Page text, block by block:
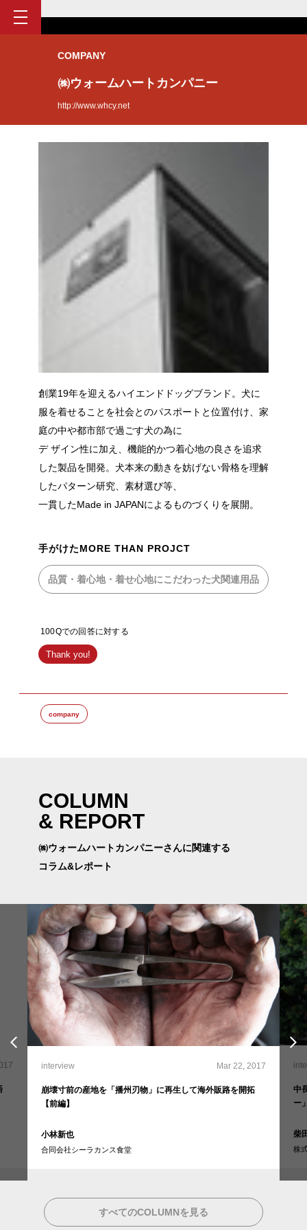
COMPANY
㈱ウォームハートカンパニー
http://www.whcy.net
創業19年を迎えるハイエンドドッグブランド。犬に
服を着せることを社会とのパスポートと位置付け、家
庭の中や都市部で過ごす犬の為に
デ ザイン性に加え、機能的かつ着心地の良さを追求
した製品を開発。犬本来の動きを妨げない骨格を理解
したパターン研究、素材選び等、
一貫したMade in JAPANによるものづくりを展開。
手がけたMORE THAN PROJCT
品質・着心地・着せ心地にこだわった犬関連用品
100Qでの回答に対する
Thank you!
company
COLUMN
& REPORT
㈱ウォームハートカンパニーさんに関連する
コラム&レポート
interview Mar 22, 2017
崩壊寸前の産地を「播州刃物」に再生して海外販路を開拓
【前編】
小林新也
合同会社シーラカンス食堂
中
ー
柴
株
すべてのCOLUMNを見る